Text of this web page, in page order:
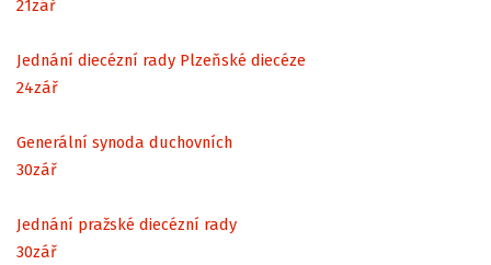
21zář
Jednání diecézní rady Plzeňské diecéze
24zář
Generální synoda duchovních
30zář
Jednání pražské diecézní rady
30zář